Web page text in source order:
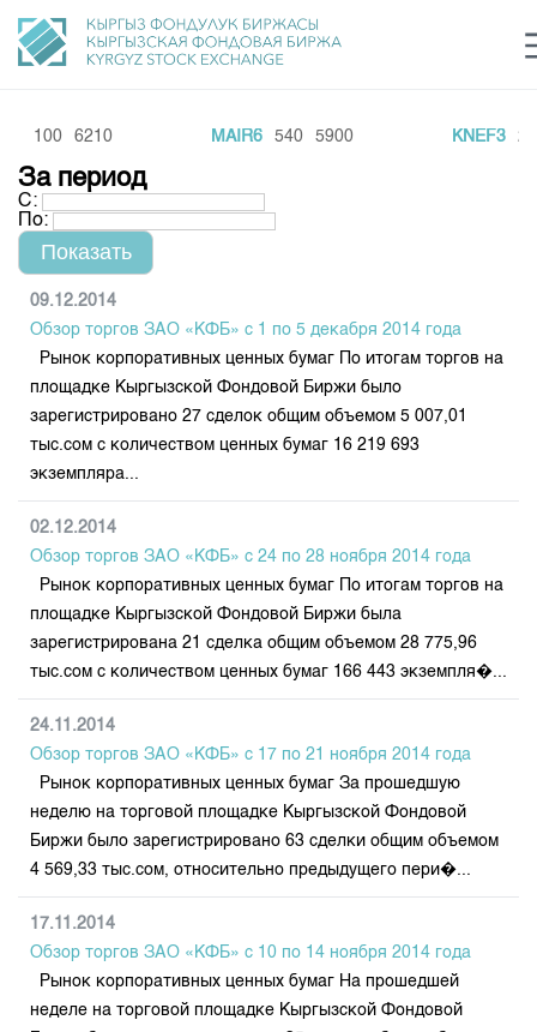
Финансовый рынок KG
О нас
Общая информация
Акционеры
Руководство
Внутренний аудитор
Наши партнеры
Cтратегия развития
Корпоративные документы
Контакты
Направления
Товарно-сырьевой сектор
Листинг
Центр раскрытия информации
Тарифы
Аналитика
Финансовый рынок KG
Пресс-клуб
25 лет ЗАО КФБ
Нормативная база
Биржевая деятельность
Депозитарная деятельность
Статистика торгов
Итоги последних торгов
Архив торгов
Индекс и Капитализация
Котировки по ЦБ
Котировки по драг. металлам
Расписание аукционов по ГЦБ
Результаты аукционов ГЦБ
Объем ГЦБ в обращении
Результаты аукционов по депозитам
Учебный центр
Общая информация
План работы на год
100 6210 MAIR6 540 5900 KNEF3 270
За период
С:
По:
09.12.2014
Обзор торгов ЗАО «КФБ» с 1 по 5 декабря 2014 года
Рынок корпоративных ценных бумаг По итогам торгов на
площадке Кыргызской Фондовой Биржи было
зарегистрировано 27 сделок общим объемом 5 007,01
тыс.сом с количеством ценных бумаг 16 219 693
экземпляра...
02.12.2014
Обзор торгов ЗАО «КФБ» с 24 по 28 ноября 2014 года
Рынок корпоративных ценных бумаг По итогам торгов на
площадке Кыргызской Фондовой Биржи была
зарегистрирована 21 сделка общим объемом 28 775,96
тыс.сом с количеством ценных бумаг 166 443 экземпля�...
24.11.2014
Обзор торгов ЗАО «КФБ» с 17 по 21 ноября 2014 года
Рынок корпоративных ценных бумаг За прошедшую
неделю на торговой площадке Кыргызской Фондовой
Биржи было зарегистрировано 63 сделки общим объемом
4 569,33 тыс.сом, относительно предыдущего пери�...
17.11.2014
Обзор торгов ЗАО «КФБ» с 10 по 14 ноября 2014 года
Рынок корпоративных ценных бумаг На прошедшей
неделе на торговой площадке Кыргызской Фондовой